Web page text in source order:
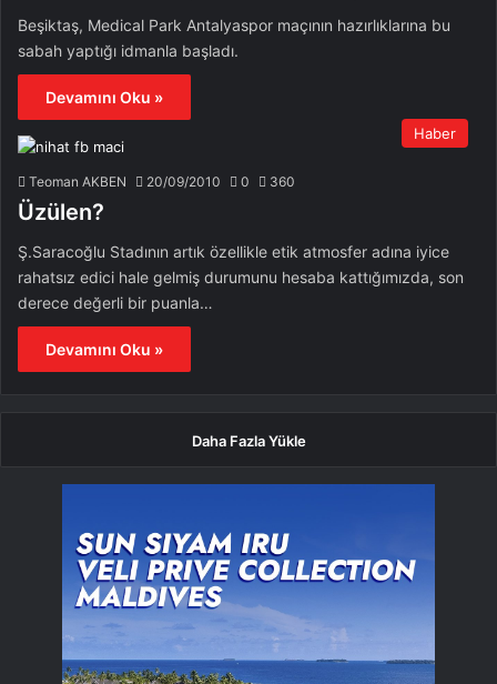
Beşiktaş, Medical Park Antalyaspor maçının hazırlıklarına bu
sabah yaptığı idmanla başladı.
Devamını Oku »
Haber
Teoman AKBEN 20/09/2010 0 360
Üzülen?
Ş.Saracoğlu Stadının artık özellikle etik atmosfer adına iyice
rahatsız edici hale gelmiş durumunu hesaba kattığımızda, son
derece değerli bir puanla…
Devamını Oku »
Daha Fazla Yükle